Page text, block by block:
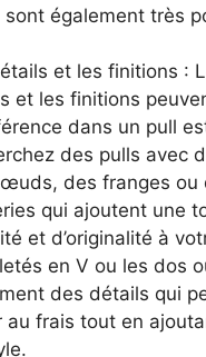
sont également très
et les finitions :
et les finitions
dans un pull
des pulls avec
des franges ou
qui ajoutent une
et d’originalité à
en V ou les dos
des détails qui
au frais tout en